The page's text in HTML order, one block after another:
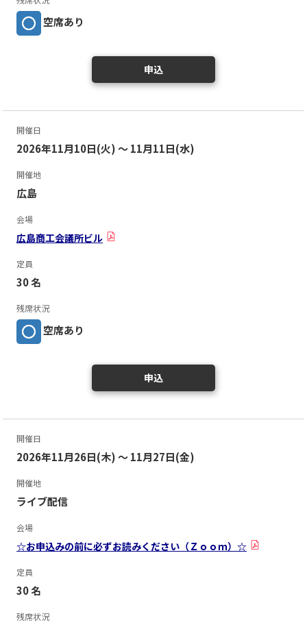
空席あり
申込
開催日
2026年11月10日(火) ～ 11月11日(水)
開催地
広島
会場
広島商工会議所ビル
定員
30 名
残席状況
空席あり
申込
開催日
2026年11月26日(木) ～ 11月27日(金)
開催地
ライブ配信
会場
☆お申込みの前に必ずお読みください（Ｚｏｏｍ）☆
定員
30 名
残席状況